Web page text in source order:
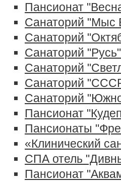
Пансионат
Санаторий "Мыс
Санаторий
Cанаторий
Санаторий
Санаторий
Cанаторий
Пансионат
Пансионаты
«Клинический
СПА отель
Пансионат